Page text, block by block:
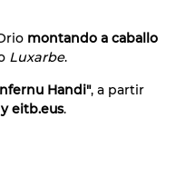
montando a caballo
Luxarbe.
Handi", a partir
y eitb.eus.